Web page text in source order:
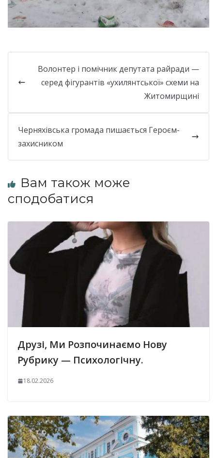
Волонтер і помічник депутата райради —
серед фігурантів «ухилянтської» схеми на
Житомирщині
Черняхівська громада пишається Героєм-
захисником
Вам також може
сподобатися
Друзі, Ми Розпочинаємо Нову
Рубрику — Психологічну.
18.02.2026